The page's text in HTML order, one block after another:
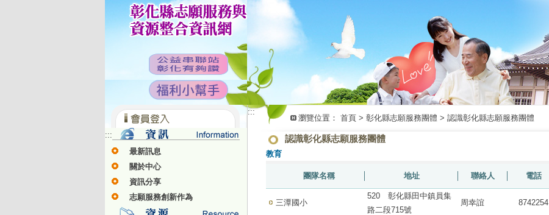
:::
最新訊息
關於中心
資訊分享
志願服務創新作為
:::
瀏覽位置： 首頁> 彰化縣志願服務團體 > 認識彰化縣志願服務團體
認識彰化縣志願服務團體
教育
團隊名稱 地址 聯絡人 電話
三潭國小
520 彰化縣田中鎮員集
路二段715號
周幸誼 8742254